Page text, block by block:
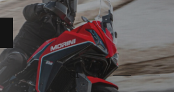
01 / 02